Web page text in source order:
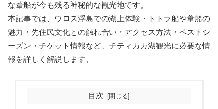
な葦船が今も残る神秘的な観光地です。
本記事では、ウロス浮島での湖上体験・トトラ船や葦船の
魅力・先住民文化との触れ合い・アクセス方法・ベストシ
ーズン・チケット情報など、チティカカ湖観光に必要な情
報を詳しく解説します。
目次